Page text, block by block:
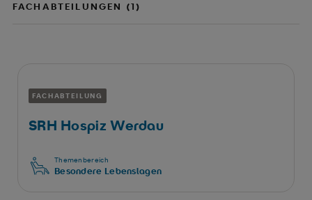
FACHABTEILUNGEN (1)
FACHABTEILUNG
SRH Hospiz Werdau
Themenbereich
Besondere Lebenslagen